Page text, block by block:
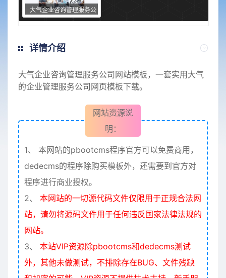
大气企业咨询管理服务公
司网站模板
详情介绍
大气企业咨询管理服务公司 网站模板，一套实用大气
的企业管理服务公司 网页模板下载。
网站资源说
明：
1、
本网站的pbootcms程序官方可以免费商用，
dedecms的程序除购买模板外，还需要到官方对
程序进行商业授权。
2、
本网站的一切源代码文件仅限用于正规合法网
站，请勿将源码文件用于任何违反国家法律法规的
网站。
3、
本站VIP资源除pbootcms和dedecms测试
外，其他未做测试，不排除存在BUG、文件残缺